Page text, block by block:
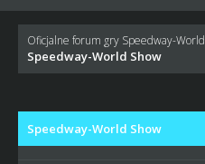
Oficjalne forum gry Speedway-World
Speedway-World Show
Speedway-World Show